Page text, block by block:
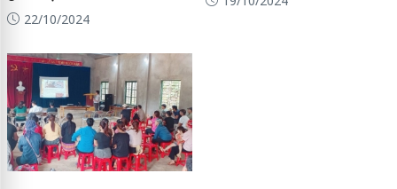
22/10/2024